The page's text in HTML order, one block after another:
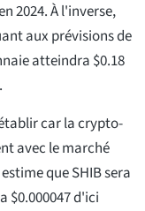
2024. À l'inverse,
aux prévisions de
atteindra $0.18
car la crypto-
avec le marché
que SHIB sera
$0.000047 d'ici